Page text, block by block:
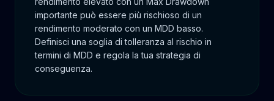
importante può essere più rischioso di un
rendimento moderato con un MDD basso.
Definisci una soglia di tolleranza al rischio in
termini di MDD e regola la tua strategia di
conseguenza.